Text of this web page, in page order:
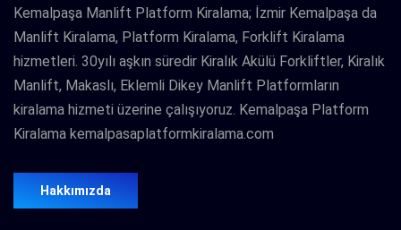
Kemalpaşa Manlift Platform Kiralama; İzmir Kemalpaşa da
Manlift Kiralama, Platform Kiralama, Forklift Kiralama
hizmetleri. 30yılı aşkın süredir Kiralık Akülü Forkliftler, Kiralık
Manlift, Makaslı, Eklemli Dikey Manlift Platformların
kiralama hizmeti üzerine çalışıyoruz. Kemalpaşa Platform
Kiralama kemalpasaplatformkiralama.com
Hakkımızda